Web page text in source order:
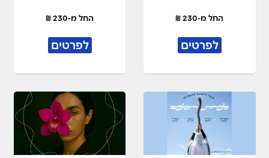
החל מ-230 ₪
לפרטים
החל מ-230 ₪
לפרטים